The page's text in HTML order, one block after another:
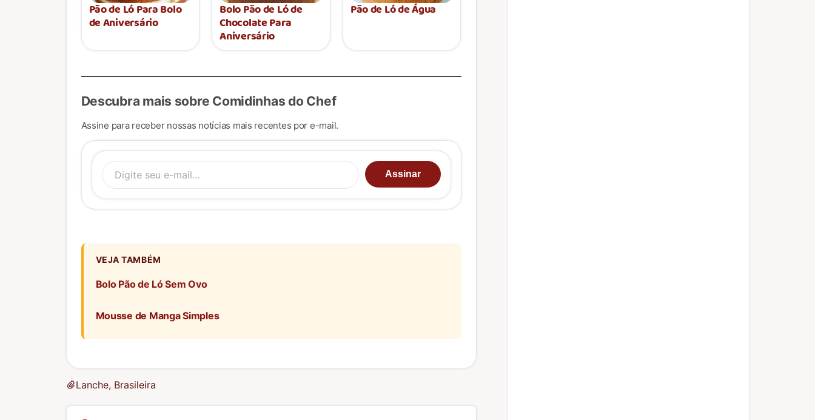
Pão de Ló Para Bolo
de Aniversário
Bolo Pão de Ló de
Chocolate Para
Aniversário
Pão de Ló de Água
Descubra mais sobre Comidinhas do Chef
Assine para receber nossas notícias mais recentes por e-mail.
Digite seu e-mail…
Assinar
VEJA TAMBÉM
Bolo Pão de Ló Sem Ovo
Mousse de Manga Simples
Lanche, Brasileira